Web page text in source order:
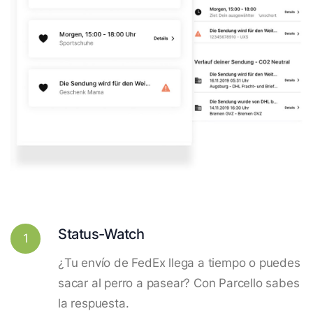
1 Status-Watch
¿Tu envío de FedEx llega a tiempo o puedes
sacar al perro a pasear? Con Parcello sabes
la respuesta.